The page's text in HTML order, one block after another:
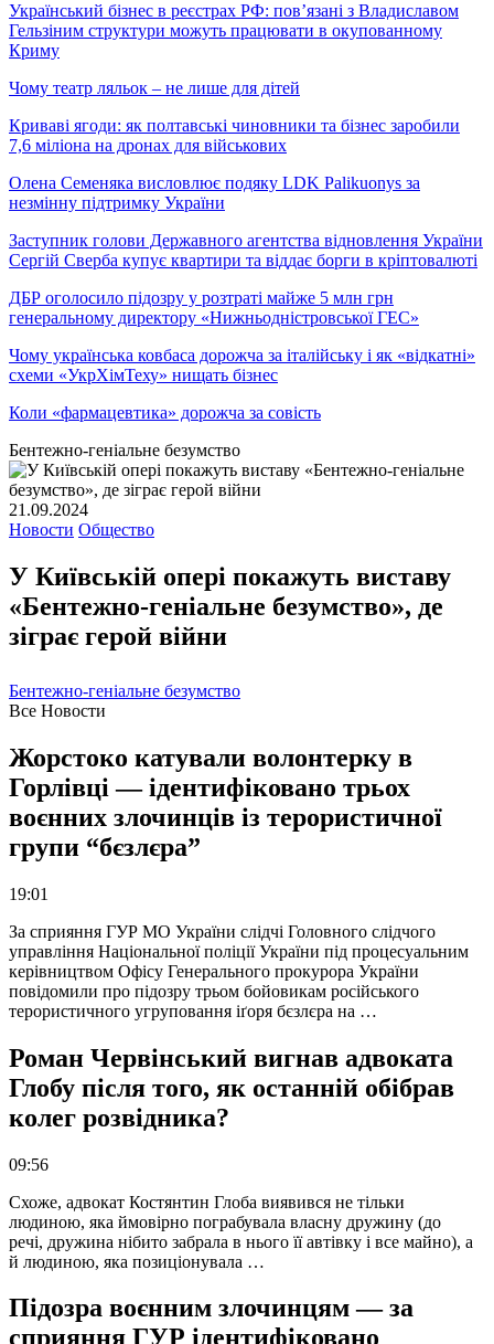
Український бізнес в реєстрах РФ: пов’язані з Владиславом
Гельзіним структури можуть працювати в окупованному
Криму
Чому театр ляльок – не лише для дітей
Криваві ягоди: як полтавські чиновники та бізнес заробили
7,6 міліона на дронах для військових
Олена Семеняка висловлює подяку LDK Palikuonys за
незмінну підтримку України
Заступник голови Державного агентства відновлення України
Сергій Сверба купує квартири та віддає борги в кріптовалюті
ДБР оголосило підозру у розтраті майже 5 млн грн
генеральному директору «Нижньодністровської ГЕС»
Чому українська ковбаса дорожча за італійську і як «відкатні»
схеми «УкрХімТеху» нищать бізнес
Коли «фармацевтика» дорожча за совість
Бентежно-геніальне безумство
21.09.2024
Новости Общество
У Київській опері покажуть виставу
«Бентежно-геніальне безумство», де
зіграє герой війни
Бентежно-геніальне безумство
Все Новости
Жорстоко катували волонтерку в
Горлівці — ідентифіковано трьох
воєнних злочинців із терористичної
групи “бєзлєра”
19:01
За сприяння ГУР МО України слідчі Головного слідчого
управління Національної поліції України під процесуальним
керівництвом Офісу Генерального прокурора України
повідомили про підозру трьом бойовикам російського
терористичного угруповання іґоря бєзлєра на …
Роман Червінський вигнав адвоката
Глобу після того, як останній обібрав
колег розвідника?
09:56
Схоже, адвокат Костянтин Глоба виявився не тільки
людиною, яка ймовірно пограбувала власну дружину (до
речі, дружина нібито забрала в нього її автівку і все майно), а
й людиною, яка позиціонувала …
Підозра воєнним злочинцям — за
сприяння ГУР ідентифіковано